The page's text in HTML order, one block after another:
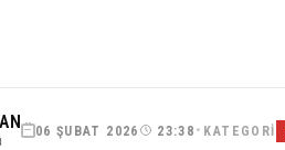
06 ŞUBAT 2026 23:38 • KATEGORI